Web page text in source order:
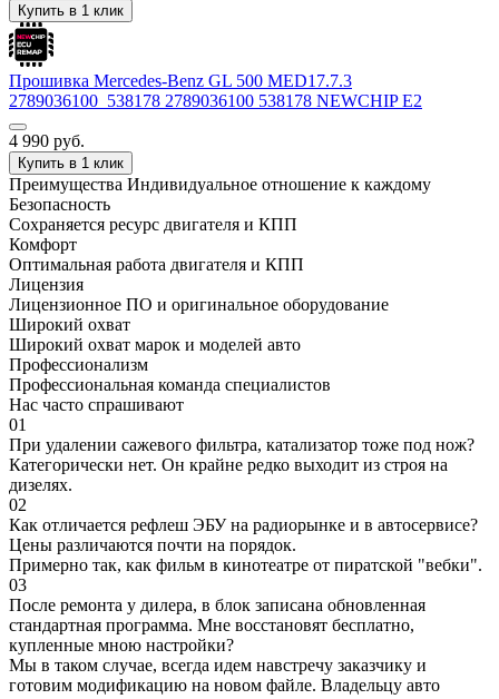
Купить в 1 клик
Прошивка Mercedes-Benz GL 500 MED17.7.3
2789036100_538178 2789036100 538178 NEWCHIP E2
4 990 руб.
Купить в 1 клик
Преимущества Индивидуальное отношение к каждому
Безопасность
Сохраняется ресурс двигателя и КПП
Комфорт
Оптимальная работа двигателя и КПП
Лицензия
Лицензионное ПО и оригинальное оборудование
Широкий охват
Широкий охват марок и моделей авто
Профессионализм
Профессиональная команда специалистов
Нас часто спрашивают
01
При удалении сажевого фильтра, катализатор тоже под нож?
Категорически нет. Он крайне редко выходит из строя на
дизелях.
02
Как отличается рефлеш ЭБУ на радиорынке и в автосервисе?
Цены различаются почти на порядок.
Примерно так, как фильм в кинотеатре от пиратской "вебки".
03
После ремонта у дилера, в блок записана обновленная
стандартная программа. Мне восстановят бесплатно,
купленные мною настройки?
Мы в таком случае, всегда идем навстречу заказчику и
готовим модификацию на новом файле. Владельцу авто